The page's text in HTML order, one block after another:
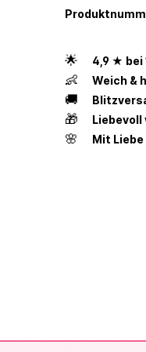
🌟 4,9 ★ bei
👶 Weich &
🚚
🎁
🌸 Mit